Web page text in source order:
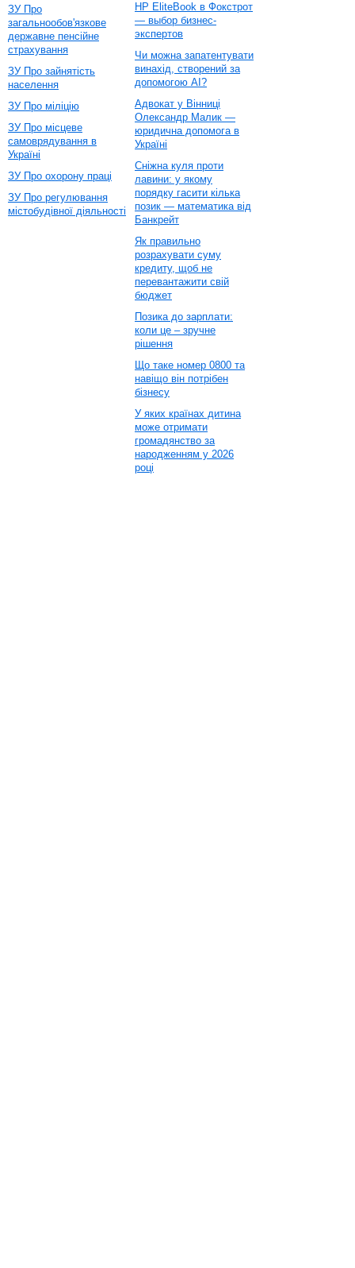
ЗУ Про
загальнообов'язкове
державне пенсійне
страхування
ЗУ Про зайнятість
населення
ЗУ Про міліцію
ЗУ Про місцеве
самоврядування в
Україні
ЗУ Про охорону праці
ЗУ Про регулювання
містобудівної діяльності
HP EliteBook в Фокстрот
— выбор бизнес-
экспертов
Чи можна запатентувати
винахід, створений за
допомогою AI?
Адвокат у Вінниці
Олександр Малик —
юридична допомога в
Україні
Сніжна куля проти
лавини: у якому
порядку гасити кілька
позик — математика від
Банкрейт
Як правильно
розрахувати суму
кредиту, щоб не
перевантажити свій
бюджет
Позика до зарплати:
коли це – зручне
рішення
Що таке номер 0800 та
навіщо він потрібен
бізнесу
У яких країнах дитина
може отримати
громадянство за
народженням у 2026
році